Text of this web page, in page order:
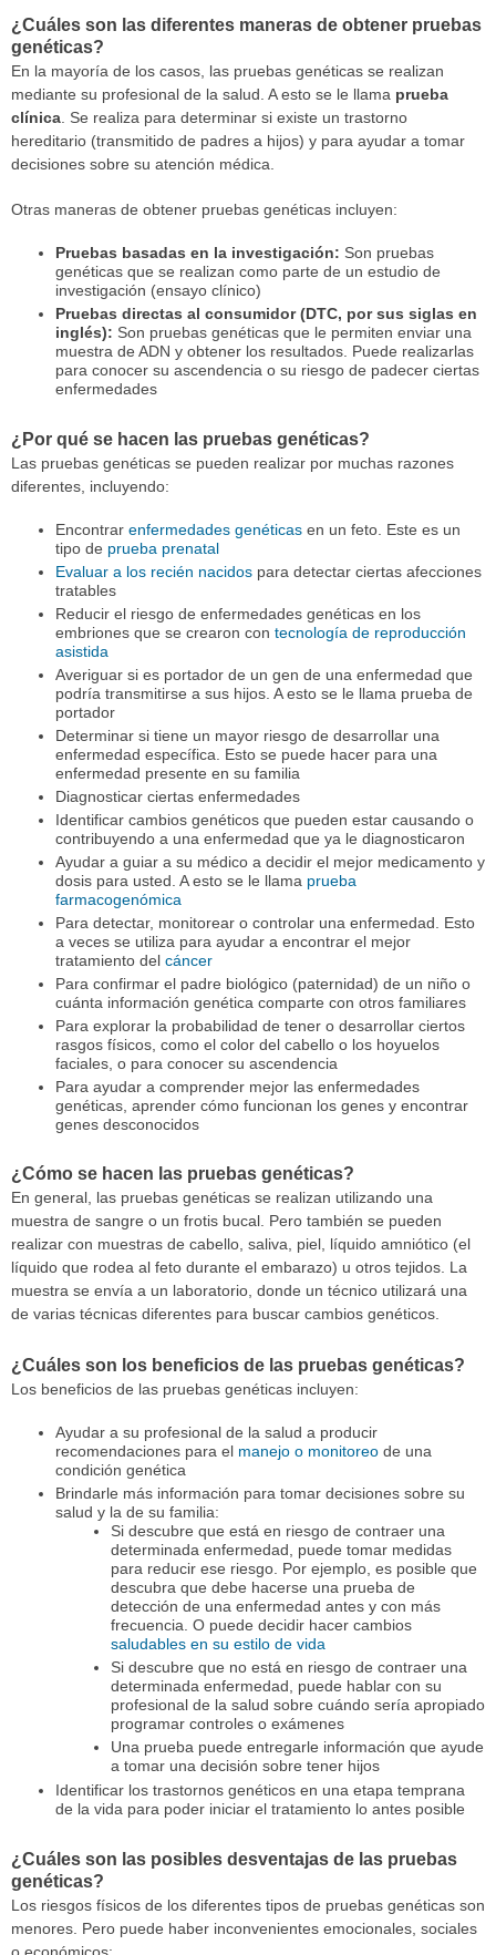
¿Cuáles son las diferentes maneras de obtener pruebas
genéticas?
En la mayoría de los casos, las pruebas genéticas se realizan
mediante su profesional de la salud. A esto se le llama prueba
clínica. Se realiza para determinar si existe un trastorno
hereditario (transmitido de padres a hijos) y para ayudar a tomar
decisiones sobre su atención médica.
Otras maneras de obtener pruebas genéticas incluyen:
Pruebas basadas en la investigación: Son pruebas
genéticas que se realizan como parte de un estudio de
investigación (ensayo clínico)
Pruebas directas al consumidor (DTC, por sus siglas en
inglés): Son pruebas genéticas que le permiten enviar una
muestra de ADN y obtener los resultados. Puede realizarlas
para conocer su ascendencia o su riesgo de padecer ciertas
enfermedades
¿Por qué se hacen las pruebas genéticas?
Las pruebas genéticas se pueden realizar por muchas razones
diferentes, incluyendo:
Encontrar enfermedades genéticasen un feto. Este es un
tipo de prueba prenatal
Evaluar a los recién nacidospara detectar ciertas afecciones
tratables
Reducir el riesgo de enfermedades genéticas en los
embriones que se crearon con tecnología de reproducción
asistida
Averiguar si es portador de un gen de una enfermedad que
podría transmitirse a sus hijos. A esto se le llama prueba de
portador
Determinar si tiene un mayor riesgo de desarrollar una
enfermedad específica. Esto se puede hacer para una
enfermedad presente en su familia
Diagnosticar ciertas enfermedades
Identificar cambios genéticos que pueden estar causando o
contribuyendo a una enfermedad que ya le diagnosticaron
Ayudar a guiar a su médico a decidir el mejor medicamento y
dosis para usted. A esto se le llama prueba
farmacogenómica
Para detectar, monitorear o controlar una enfermedad. Esto
a veces se utiliza para ayudar a encontrar el mejor
tratamiento del cáncer
Para confirmar el padre biológico (paternidad) de un niño o
cuánta información genética comparte con otros familiares
Para explorar la probabilidad de tener o desarrollar ciertos
rasgos físicos, como el color del cabello o los hoyuelos
faciales, o para conocer su ascendencia
Para ayudar a comprender mejor las enfermedades
genéticas, aprender cómo funcionan los genes y encontrar
genes desconocidos
¿Cómo se hacen las pruebas genéticas?
En general, las pruebas genéticas se realizan utilizando una
muestra de sangre o un frotis bucal. Pero también se pueden
realizar con muestras de cabello, saliva, piel, líquido amniótico (el
líquido que rodea al feto durante el embarazo) u otros tejidos. La
muestra se envía a un laboratorio, donde un técnico utilizará una
de varias técnicas diferentes para buscar cambios genéticos.
¿Cuáles son los beneficios de las pruebas genéticas?
Los beneficios de las pruebas genéticas incluyen:
Ayudar a su profesional de la salud a producir
recomendaciones para el manejo o monitoreode una
condición genética
Brindarle más información para tomar decisiones sobre su
salud y la de su familia:
Si descubre que está en riesgo de contraer una
determinada enfermedad, puede tomar medidas
para reducir ese riesgo. Por ejemplo, es posible que
descubra que debe hacerse una prueba de
detección de una enfermedad antes y con más
frecuencia. O puede decidir hacer cambios
saludables en su estilo de vida
Si descubre que no está en riesgo de contraer una
determinada enfermedad, puede hablar con su
profesional de la salud sobre cuándo sería apropiado
programar controles o exámenes
Una prueba puede entregarle información que ayude
a tomar una decisión sobre tener hijos
Identificar los trastornos genéticos en una etapa temprana
de la vida para poder iniciar el tratamiento lo antes posible
¿Cuáles son las posibles desventajas de las pruebas
genéticas?
Los riesgos físicos de los diferentes tipos de pruebas genéticas son
menores. Pero puede haber inconvenientes emocionales, sociales
o económicos: